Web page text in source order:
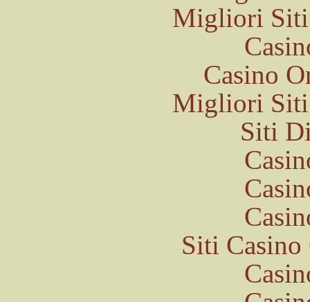
Migliori Siti
Casino
Migliori Siti
Siti
Siti